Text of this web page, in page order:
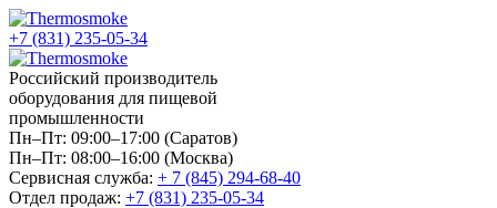
+7 (831) 235-05-34
Российский производитель
оборудования для пищевой
промышленности
Пн–Пт: 09:00–17:00 (Саратов)
Пн–Пт: 08:00–16:00 (Москва)
Сервисная служба: + 7 (845) 294-68-40
Отдел продаж: +7 (831) 235-05-34